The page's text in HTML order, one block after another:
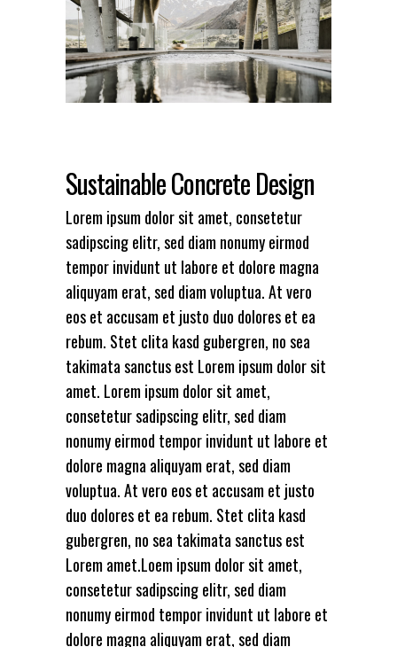
Sustainable Concrete Design
Lorem ipsum dolor sit amet, consetetur
sadipscing elitr, sed diam nonumy eirmod
tempor invidunt ut labore et dolore magna
aliquyam erat, sed diam voluptua. At vero
eos et accusam et justo duo dolores et ea
rebum. Stet clita kasd gubergren, no sea
takimata sanctus est Lorem ipsum dolor sit
amet. Lorem ipsum dolor sit amet,
consetetur sadipscing elitr, sed diam
nonumy eirmod tempor invidunt ut labore et
dolore magna aliquyam erat, sed diam
voluptua. At vero eos et accusam et justo
duo dolores et ea rebum. Stet clita kasd
gubergren, no sea takimata sanctus est
Lorem amet.Loem ipsum dolor sit amet,
consetetur sadipscing elitr, sed diam
nonumy eirmod tempor invidunt ut labore et
dolore magna aliquyam erat, sed diam